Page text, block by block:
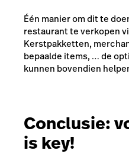
Één manier om dit te
restaurant te verkopen
Kerstpakketten,
bepaalde items, … de
kunnen bovendien
Conclusie:
is key!